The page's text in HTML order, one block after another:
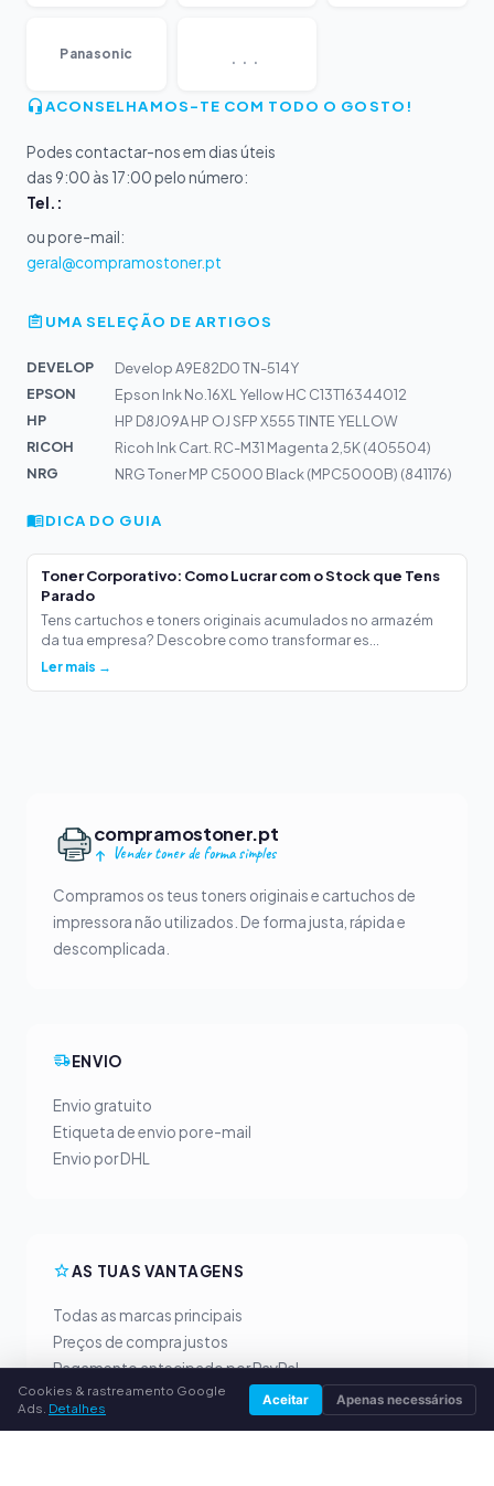
Panasonic ...
ACONSELHAMOS-TE COM TODO O GOSTO!
Podes contactar-nos em dias úteis
das 9:00 às 17:00 pelo número:
Tel.:
ou por e-mail:
geral@compramostoner.pt
UMA SELEÇÃO DE ARTIGOS
DEVELOP
Develop A9E82D0 TN-514Y
EPSON
Epson Ink No.16XL Yellow HC C13T16344012
HP
HP D8J09A HP OJ SFP X555 TINTE YELLOW
RICOH
Ricoh Ink Cart. RC-M31 Magenta 2,5K (405504)
NRG
NRG Toner MP C5000 Black (MPC5000B) (841176)
DICA DO GUIA
Toner Corporativo: Como Lucrar com o Stock que Tens
Parado
Tens cartuchos e toners originais acumulados no armazém
da tua empresa? Descobre como transformar es...
Ler mais →
compramostoner.pt
Vender toner de forma simples
Compramos os teus toners originais e cartuchos de
impressora não utilizados. De forma justa, rápida e
descomplicada.
ENVIO
Envio gratuito
Etiqueta de envio por e-mail
Envio por DHL
AS TUAS VANTAGENS
Todas as marcas principais
Preços de compra justos
Pagamento antecipado por PayPal
Aconselhamento personalizado
Cookies & rastreamento Google
Ads. Detalhes Aceitar Apenas necessários